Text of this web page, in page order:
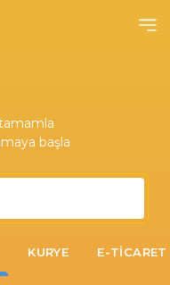
başla
KURYE E-TICARET